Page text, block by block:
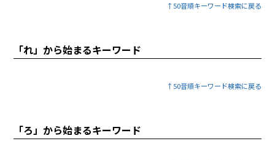
↑50音順キーワード検索に戻る
「れ」から始まるキーワード
↑50音順キーワード検索に戻る
「ろ」から始まるキーワード